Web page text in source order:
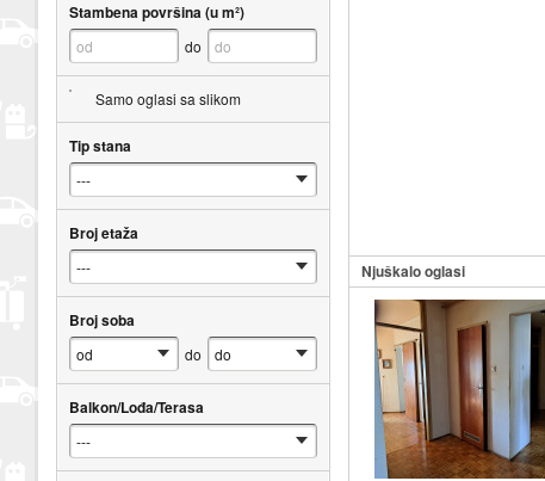
Njuškalo oglasi
Stambena površina (u m²)
do
Samo oglasi sa slikom
Tip stana
Broj etaža
Broj soba
do
Balkon/Lođa/Terasa